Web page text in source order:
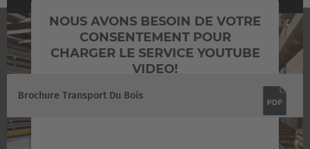
Türkçe
NOUS AVONS BESOIN DE VOTRE
CONSENTEMENT POUR
CHARGER LE SERVICE YOUTUBE
VIDEO!
Nous utilisons un service d'une partie tierce
DOWNLOADS
Brochure Transport Du Bois